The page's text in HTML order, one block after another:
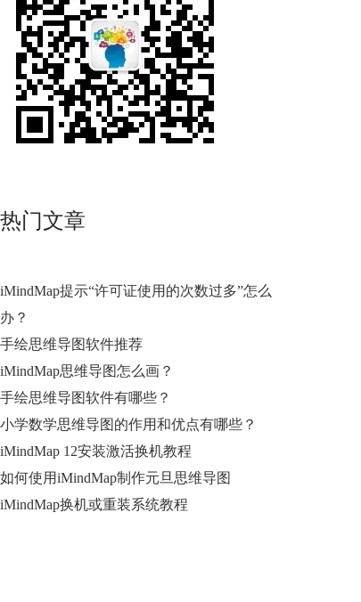
热门文章
iMindMap提示“许可证使用的次数过多”怎么
办？
手绘思维导图软件推荐
iMindMap思维导图怎么画？
手绘思维导图软件有哪些？
小学数学思维导图的作用和优点有哪些？
iMindMap 12安装激活换机教程
如何使用iMindMap制作元旦思维导图
iMindMap换机或重装系统教程